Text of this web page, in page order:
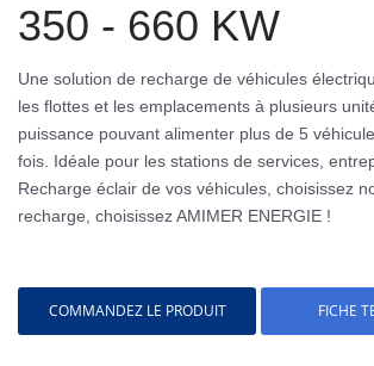
350 - 660 KW
Une solution de recharge de véhicules
les flottes et les emplacements à plusieurs
puissance pouvant alimenter plus de 5
fois. Idéale pour les stations de services,
Recharge éclair de vos véhicules, choisissez
recharge, choisissez AMIMER ENERGIE !
COMMANDEZ LE PRODUIT FICHE